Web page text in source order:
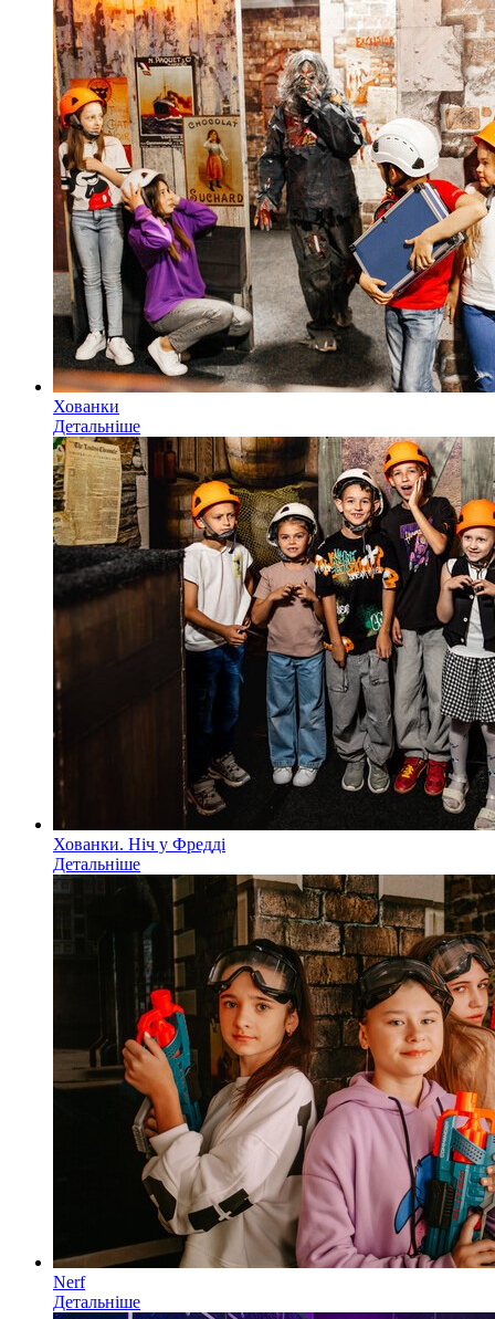
Хованки
Детальніше
Хованки. Ніч у Фредді
Детальніше
Nerf
Детальніше